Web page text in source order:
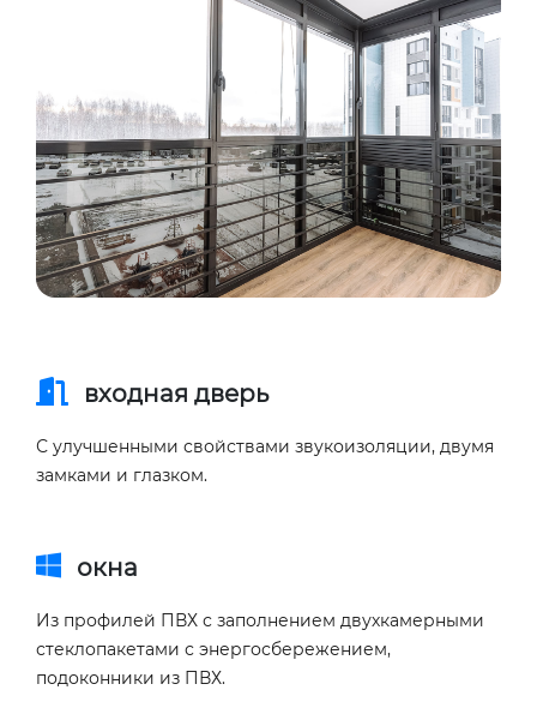
входная дверь
С улучшенными свойствами звукоизоляции, двумя
замками и глазком.
окна
Из профилей ПВХ с заполнением двухкамерными
стеклопакетами с энергосбережением,
подоконники из ПВХ.